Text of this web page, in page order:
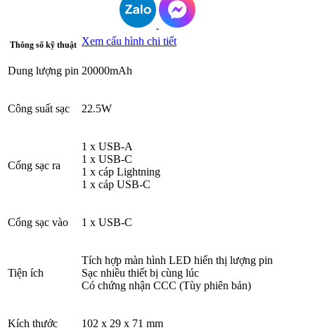
Thông số kỹ thuật Xem cấu hình chi tiết
Dung lượng pin 20000mAh
Công suất sạc 22.5W
Cổng sạc ra
1 x USB-A
1 x USB-C
1 x cáp Lightning
1 x cáp USB-C
Cổng sạc vào 1 x USB-C
Tiện ích
Tích hợp màn hình LED hiển thị lượng pin
Sạc nhiều thiết bị cùng lúc
Có chứng nhận CCC (Tùy phiên bản)
Kích thước 102 x 29 x 71 mm